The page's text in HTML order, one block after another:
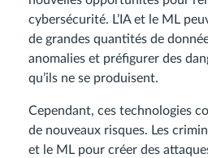
cybersécurité. L’IA et le ML
de grandes quantités de
anomalies et préfigurer des
qu’ils ne se produisent.
Cependant, ces technologies
de nouveaux risques. Les
et le ML pour créer des